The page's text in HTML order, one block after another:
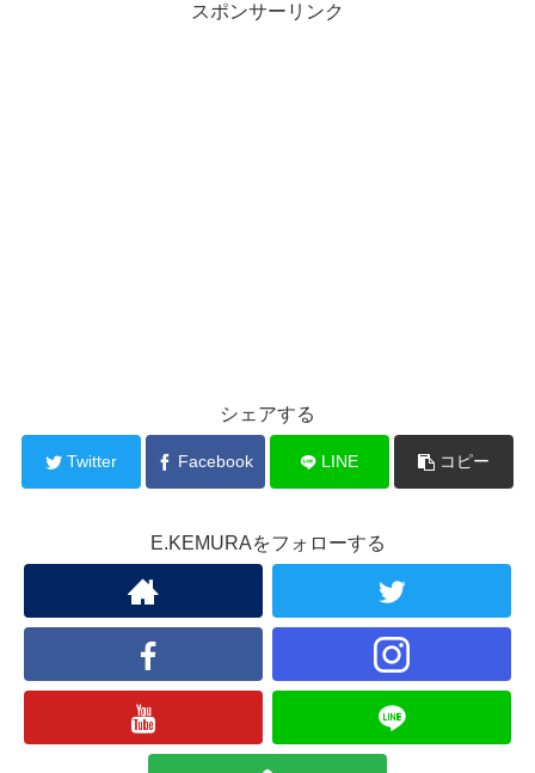
スポンサーリンク
シェアする
Twitter Facebook LINE コピー
E.KEMURAをフォローする